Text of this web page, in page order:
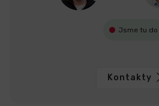
Jsme tu do
Kontakty